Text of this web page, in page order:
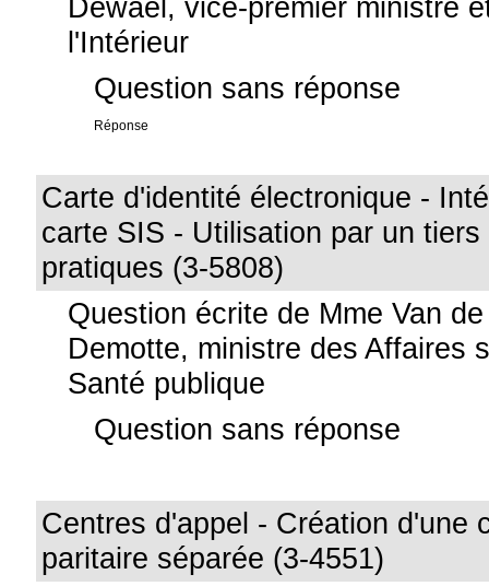
Dewael, vice-premier ministre
l'Intérieur
Question sans réponse
Réponse
Carte d'identité électronique -
carte SIS - Utilisation par un
pratiques (3-5808)
Question écrite de Mme Van
Demotte, ministre des Affaires
Santé publique
Question sans réponse
Centres d'appel - Création d'une
paritaire séparée (3-4551)